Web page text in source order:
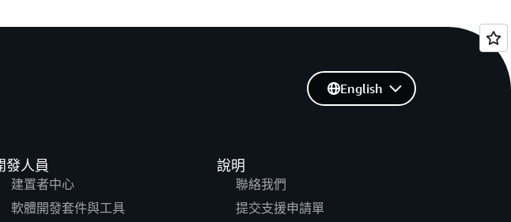
發人員
建置者中心
軟體開發套件與工具
說明
聯絡我們
提交支援申請單
English